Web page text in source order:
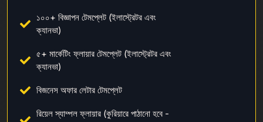
১০০+ বিজ্ঞাপন টেমপ্লেট (ইলাস্ট্রেটর এবং
ক্যানভা)
৫+ মার্কেটিং ফ্লায়ার টেমপ্লেট (ইলাস্ট্রেটর এবং
ক্যানভা)
বিজনেস অফার লেটার টেমপ্লেট
রিয়েল স্যাম্পল ফ্লায়ার (কুরিয়ারে পাঠানো হবে -